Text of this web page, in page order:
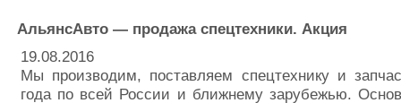
АльянсАвто — продажа спецтехники. Акция
19.08.2016
Мы производим, поставляем спецтехнику и
года по всей России и ближнему зарубежью.